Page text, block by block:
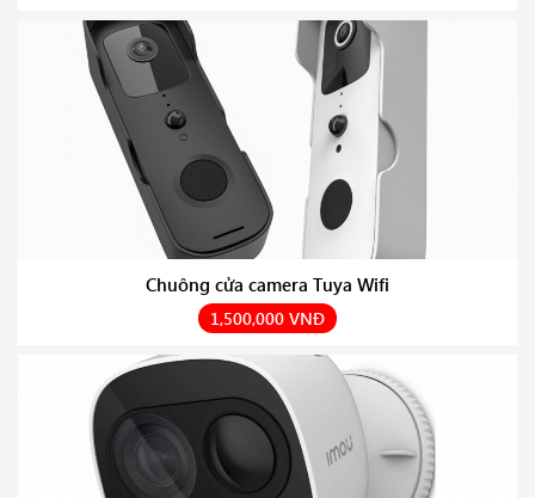
Chuông cửa camera Tuya Wifi
1,500,000 VNĐ